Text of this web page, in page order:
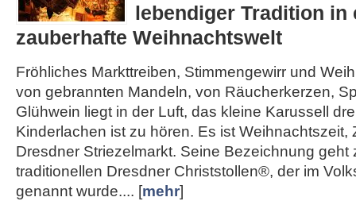
lebendiger Tradition in
zauberhafte Weihnachtswelt
Fröhliches Markttreiben, Stimmengewirr und
von gebrannten Mandeln, von Räucherkerzen,
Glühwein liegt in der Luft, das kleine Karussell
Kinderlachen ist zu hören. Es ist Weihnachtszeit,
Dresdner Striezelmarkt. Seine Bezeichnung
traditionellen Dresdner Christstollen®, der im
genannt wurde.... [mehr]